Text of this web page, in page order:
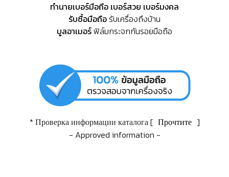
ทำนายเบอร์มือถือ เบอร์สวย เบอร์มงคล
รับซื้อมือถือรับเครื่องถึงบ้าน
บูลอาเมอร์ฟิล์มกระจกกันรอยมือถือ
* Проверка информации каталога [ Прочтите ]
- Approved information -